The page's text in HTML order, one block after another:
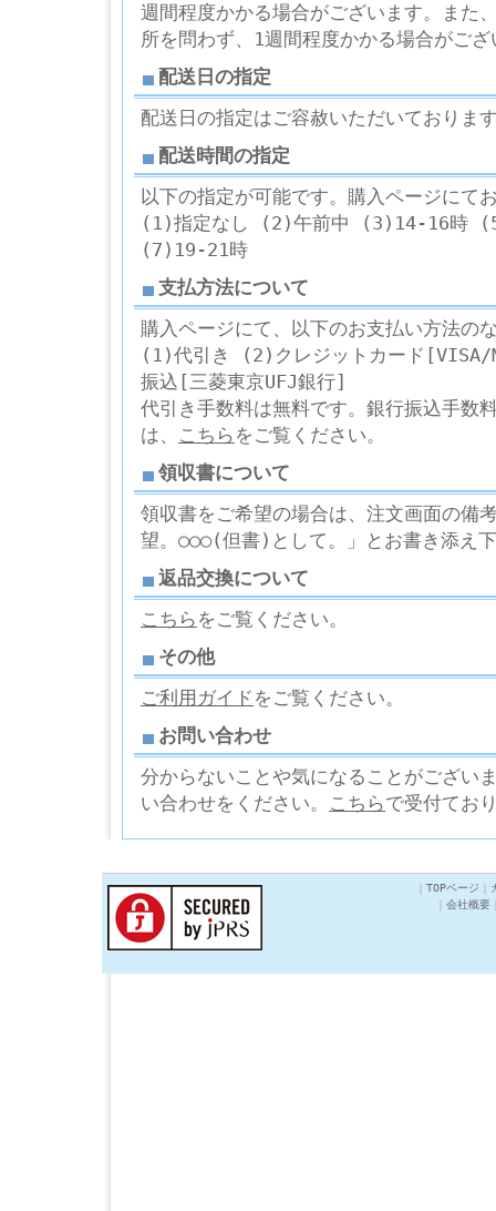
週間程度かかる場合がございます。また
所を問わず、1週間程度かかる場合がござ
配送日の指定
配送日の指定はご容赦いただいておりま
配送時間の指定
以下の指定が可能です。購入ページにて
(1)指定なし (2)午前中 (3)14-16時
(7)19-21時
支払方法について
購入ページにて、以下のお支払い方法の
(1)代引き (2)クレジットカード
振込[三菱東京UFJ銀行]
代引き手数料は無料です。銀行振込手数
は、 こちら をご覧ください。
領収書について
領収書をご希望の場合は、注文画面の
望。○○○(但書)として。」とお書き添え
返品交換について
こちら をご覧ください。
その他
ご利用ガイド をご覧ください。
お問い合わせ
分からないことや気になることがござい
い合わせをください。 こちらで受付てお
TOPページ
会社概要